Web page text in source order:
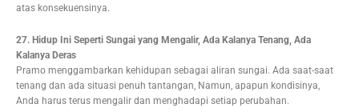
atas konsekuensinya.
27. Hidup Ini Seperti Sungai yang Mengalir, Ada Kalanya Tenang, Ada
Kalanya Deras
Pramo menggambarkan kehidupan sebagai aliran sungai. Ada saat-saat
tenang dan ada situasi penuh tantangan, Namun, apapun kondisinya,
Anda harus terus mengalir dan menghadapi setiap perubahan.